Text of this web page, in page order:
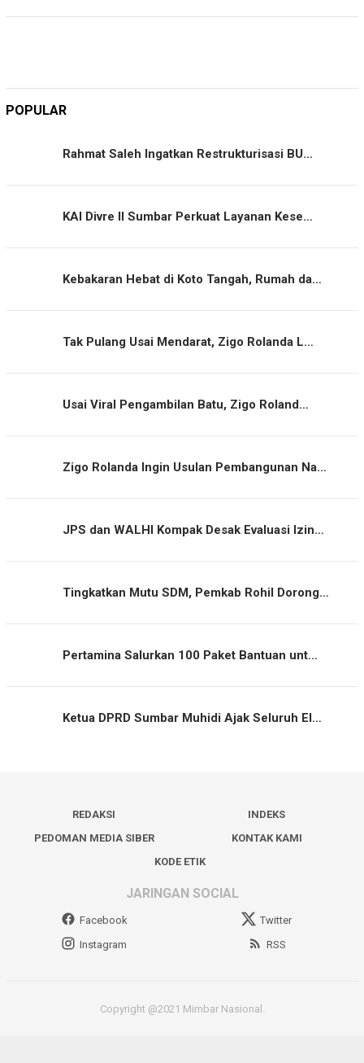
POPULAR
Rahmat Saleh Ingatkan Restrukturisasi BU…
KAI Divre II Sumbar Perkuat Layanan Kese…
Kebakaran Hebat di Koto Tangah, Rumah da…
Tak Pulang Usai Mendarat, Zigo Rolanda L…
Usai Viral Pengambilan Batu, Zigo Roland…
Zigo Rolanda Ingin Usulan Pembangunan Na…
JPS dan WALHI Kompak Desak Evaluasi Izin…
Tingkatkan Mutu SDM, Pemkab Rohil Dorong…
Pertamina Salurkan 100 Paket Bantuan unt…
Ketua DPRD Sumbar Muhidi Ajak Seluruh El…
REDAKSI
INDEKS
PEDOMAN MEDIA SIBER
KONTAK KAMI
KODE ETIK
JARINGAN SOCIAL
Facebook
Twitter
Instagram
RSS
Copyright @2021 Mimbar Nasional.